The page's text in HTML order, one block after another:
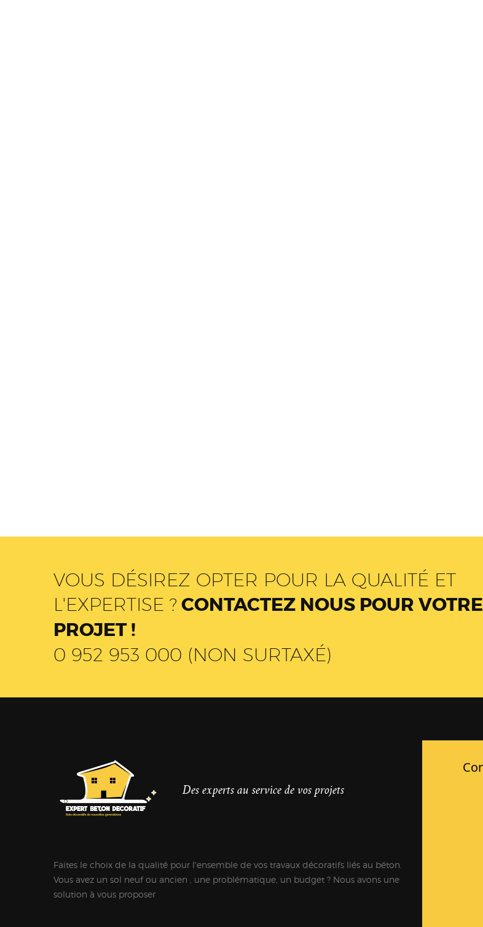
VOUS DÉSIREZ OPTER POUR LA QUALITÉ ET
L'EXPERTISE ? CONTACTEZ NOUS POUR VOTRE
PROJET !
0 952 953 000 (NON SURTAXÉ)
Des experts au service de vos projets
Faites le choix de la qualité pour l'ensemble de vos travaux décoratifs liés au béton.
Vous avez un sol neuf ou ancien , une problématique, un budget ? Nous avons une
solution à vous proposer